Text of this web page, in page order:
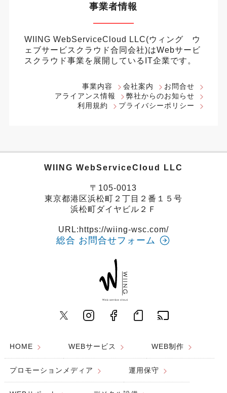
事業者情報
WIING WebServiceCloud LLC(ウィング ウ
ェブサービスクラウド合同会社)はWebサービ
スクラウド事業を展開しているIT企業です。
事業内容 会社案内
お問合せ
アライアンス情報
弊社からのお知らせ
利用規約
プライバシーポリシー
WIING WebServiceCloud LLC
〒105-0013
東京都港区浜松町２丁目２番１５号
浜松町ダイヤビル２Ｆ
URL: https://wiing-wsc.com/
総合 お問合せフォーム
HOME WEBサービス WEB制作
プロモーションメディア 運用保守